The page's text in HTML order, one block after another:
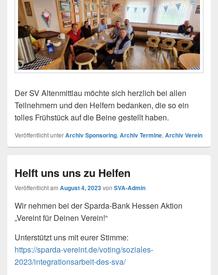
Der SV Altenmittlau möchte sich herzlich bei allen
Teilnehmern und den Helfern bedanken, die so ein
tolles Frühstück auf die Beine gestellt haben.
Veröffentlicht unterArchiv Sponsoring,Archiv Termine,Archiv Verein
Helft uns uns zu Helfen
Veröffentlicht am August 4, 2023von SVA-Admin
Wir nehmen bei der Sparda-Bank Hessen Aktion
„Vereint für Deinen Verein!“
Unterstützt uns mit eurer Stimme:
https://sparda-vereint.de/voting/soziales-
2023/integrationsarbeit-des-sva/